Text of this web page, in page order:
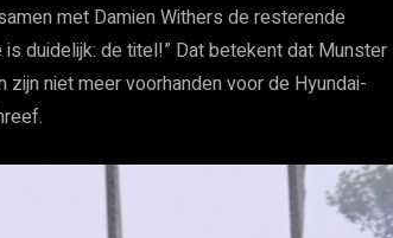
met Damien Withers de resterende
duidelijk: de titel!” Dat betekent dat Munster
niet meer voorhanden voor de Hyundai-